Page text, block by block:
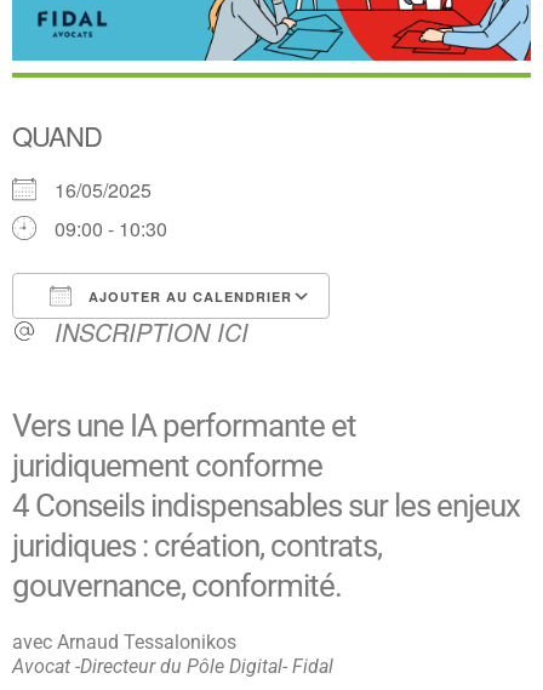
QUAND
16/05/2025
09:00 - 10:30
AJOUTER AU CALENDRIER
INSCRIPTION ICI
Vers une IA performante et
juridiquement conforme
4 Conseils indispensables sur les enjeux
juridiques : création, contrats,
gouvernance, conformité.
avec Arnaud Tessalonikos
Avocat -Directeur du Pôle Digital- Fidal